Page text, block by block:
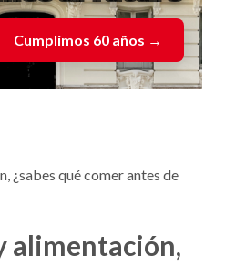
Cumplimos 60 años →
¿sabes qué comer antes de
alimentación,